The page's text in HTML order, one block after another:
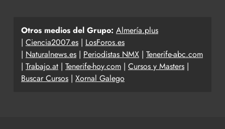
Otros medios del Grupo: Almería.plus
| Ciencia2007.es | LosForos.es
| Naturalnews.es | Periodistas NMX | Tenerife-abc.com
| Trabajo.at | Tenerife-hoy.com | Cursos y Masters |
Buscar Cursos | Xornal Galego